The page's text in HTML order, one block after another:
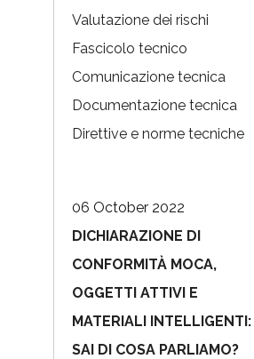
Valutazione dei rischi
Fascicolo tecnico
Comunicazione tecnica
Documentazione tecnica
Direttive e norme tecniche
06 October 2022
DICHIARAZIONE DI
CONFORMITÀ MOCA,
OGGETTI ATTIVI E
MATERIALI INTELLIGENTI:
SAI DI COSA PARLIAMO?